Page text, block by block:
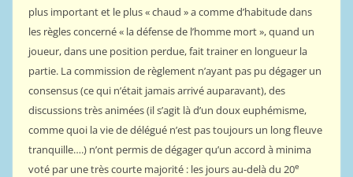
plus important et le plus « chaud » a comme d’habitude dans
les règles concerné « la défense de l’homme mort », quand un
joueur, dans une position perdue, fait trainer en longueur la
partie. La commission de règlement n’ayant pas pu dégager un
consensus (ce qui n’était jamais arrivé auparavant), des
discussions très animées (il s’agit là d’un doux euphémisme,
comme quoi la vie de délégué n’est pas toujours un long fleuve
tranquille….) n’ont permis de dégager qu’un accord à minima
voté par une très courte majorité : les jours au-delà du 20e